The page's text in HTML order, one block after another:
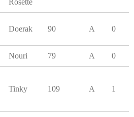
Doerak 90 A 0
Nouri 79 A 0
Tinky 109 A 1